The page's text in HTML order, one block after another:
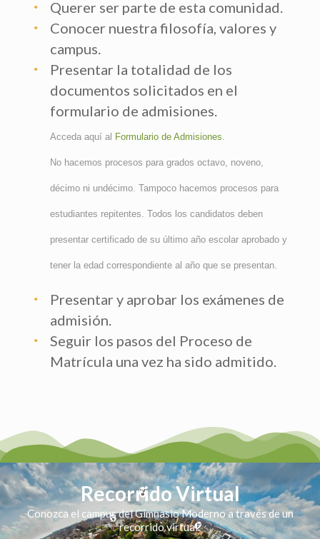
Querer ser parte de esta comunidad.
Conocer nuestra filosofía, valores y
campus.
Presentar la totalidad de los
documentos solicitados en el
formulario de admisiones.
Acceda aquí al Formulario de Admisiones
No hacemos procesos para grados octavo, noveno,
décimo ni undécimo. Tampoco hacemos procesos para
estudiantes repitentes. Todos los candidatos deben
presentar certificado de su último año escolar aprobado y
tener la edad correspondiente al año que se presentan.
Presentar y aprobar los exámenes de
admisión.
Seguir los pasos del Proceso de
Matrícula una vez ha sido admitido.
Recorrido Virtual
Conozca el campus del Gimnasio Moderno a través de un
recorrido virtual: